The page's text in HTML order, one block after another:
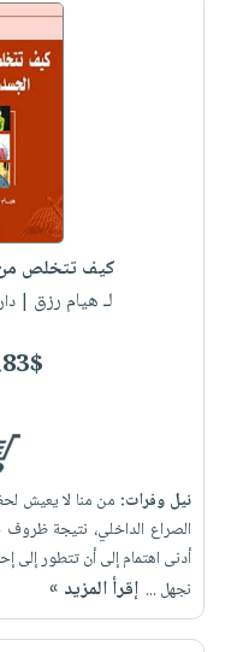
كيف تتخلص من
لـ هيام رزق |
نيل وفرات: من منا لا يعيش
الصراع الداخلي، نتيجة ظروف
أدنى اهتمام إلى أن تتطور
نجهل ... إقرأ المزيد »